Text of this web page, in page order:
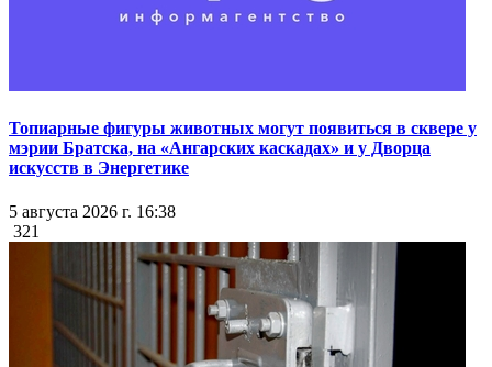
Топиарные фигуры животных могут появиться в сквере у
мэрии Братска, на «Ангарских каскадах» и у Дворца
искусств в Энергетике
5 августа 2026 г. 16:38
321